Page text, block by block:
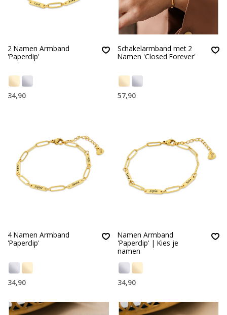
2 Namen Armband
'Paperclip'
34,90
Schakelarmband met 2
Namen 'Closed Forever'
57,90
4 Namen Armband
'Paperclip'
34,90
Namen Armband
'Paperclip' | Kies je
namen
34,90